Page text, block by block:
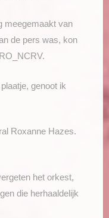
meegemaakt van
de pers was, kon
genoot ik
Roxanne Hazes.
het orkest,
die herhaaldelijk